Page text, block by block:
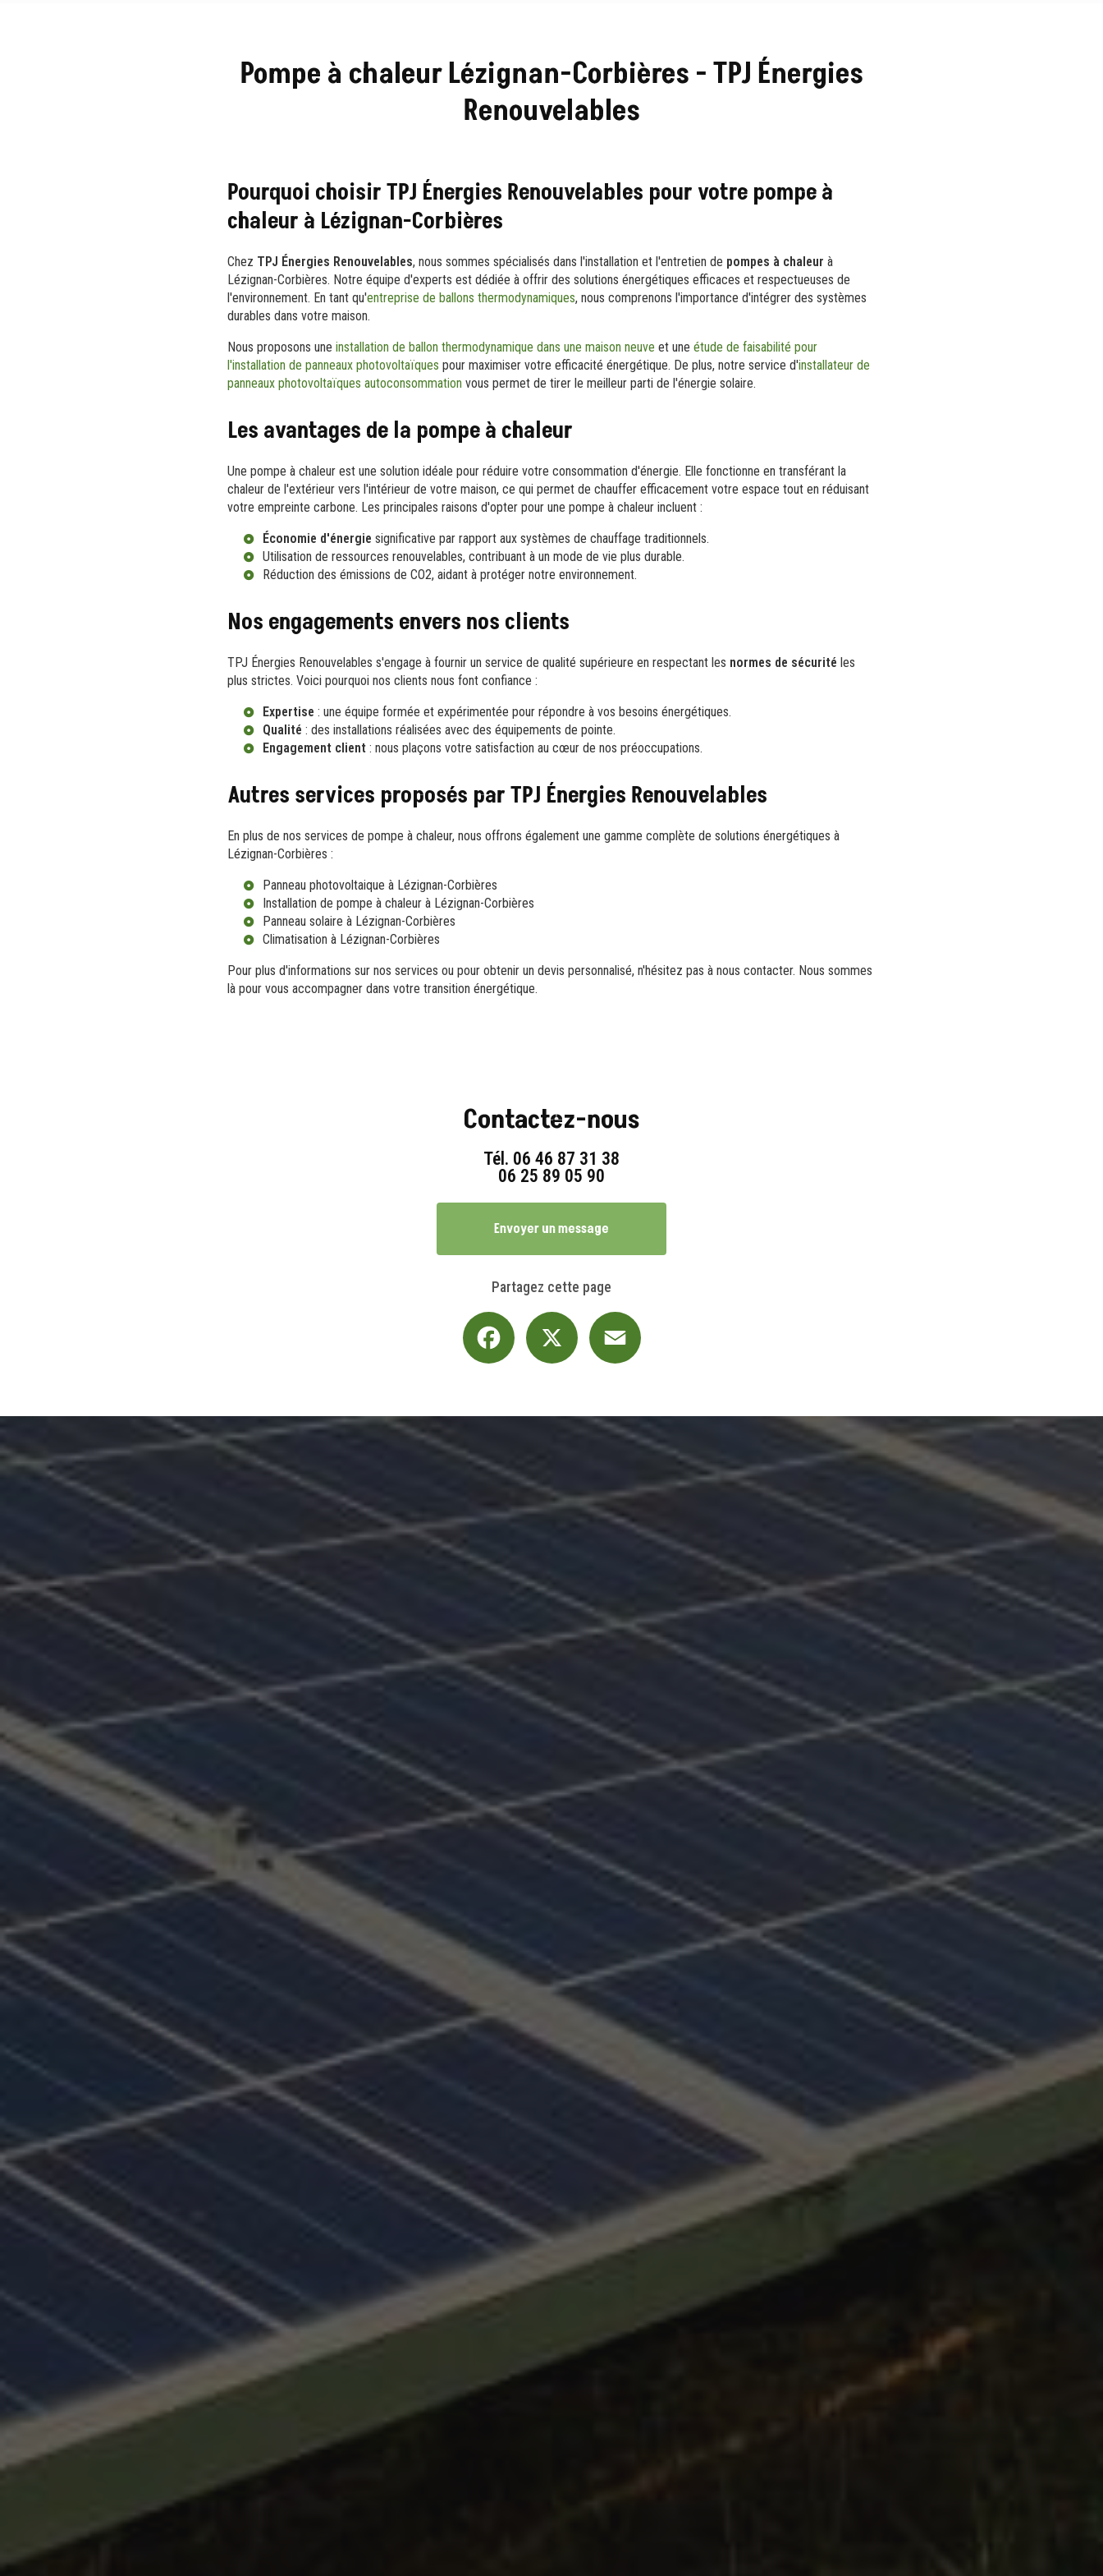
Pompe à chaleur Lézignan-Corbières - TPJ Énergies
Renouvelables
Pourquoi choisir TPJ Énergies Renouvelables pour votre pompe à
chaleur à Lézignan-Corbières
Chez TPJ Énergies Renouvelables, nous sommes spécialisés dans l'installation et l'entretien de pompes à chaleur à
Lézignan-Corbières. Notre équipe d'experts est dédiée à offrir des solutions énergétiques efficaces et respectueuses de
l'environnement. En tant qu'entreprise de ballons thermodynamiques, nous comprenons l'importance d'intégrer des systèmes
durables dans votre maison.
Nous proposons une installation de ballon thermodynamique dans une maison neuve et une étude de faisabilité pour
l'installation de panneaux photovoltaïques pour maximiser votre efficacité énergétique. De plus, notre service d'installateur de
panneaux photovoltaïques autoconsommation vous permet de tirer le meilleur parti de l'énergie solaire.
Les avantages de la pompe à chaleur
Une pompe à chaleur est une solution idéale pour réduire votre consommation d'énergie. Elle fonctionne en transférant la
chaleur de l'extérieur vers l'intérieur de votre maison, ce qui permet de chauffer efficacement votre espace tout en réduisant
votre empreinte carbone. Les principales raisons d'opter pour une pompe à chaleur incluent :
Économie d'énergie significative par rapport aux systèmes de chauffage traditionnels.
Utilisation de ressources renouvelables, contribuant à un mode de vie plus durable.
Réduction des émissions de CO2, aidant à protéger notre environnement.
Nos engagements envers nos clients
TPJ Énergies Renouvelables s'engage à fournir un service de qualité supérieure en respectant les normes de sécurité les
plus strictes. Voici pourquoi nos clients nous font confiance :
Expertise : une équipe formée et expérimentée pour répondre à vos besoins énergétiques.
Qualité : des installations réalisées avec des équipements de pointe.
Engagement client : nous plaçons votre satisfaction au cœur de nos préoccupations.
Autres services proposés par TPJ Énergies Renouvelables
En plus de nos services de pompe à chaleur, nous offrons également une gamme complète de solutions énergétiques à
Lézignan-Corbières :
Panneau photovoltaique à Lézignan-Corbières
Installation de pompe à chaleur à Lézignan-Corbières
Panneau solaire à Lézignan-Corbières
Climatisation à Lézignan-Corbières
Pour plus d'informations sur nos services ou pour obtenir un devis personnalisé, n'hésitez pas à nous contacter. Nous sommes
là pour vous accompagner dans votre transition énergétique.
Contactez-nous
Tél. 06 46 87 31 38
06 25 89 05 90
Envoyer un message
Partagez cette page
Facebook